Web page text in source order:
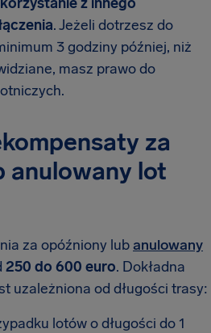
. Jeżeli dotrzesz do
3 godziny później, niż
masz prawo do
za
anulowany lot
za opóźniony lubanulowany
250 do 600 euro. Dokładna
uzależniona od długości trasy:
lotów o długości do 1